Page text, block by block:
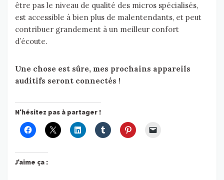
être pas le niveau de qualité des micros spécialisés,
est accessible à bien plus de malentendants, et peut
contribuer grandement à un meilleur confort
d’écoute.
Une chose est sûre, mes prochains appareils
auditifs seront connectés !
N'hésitez pas à partager !
J’aime ça :